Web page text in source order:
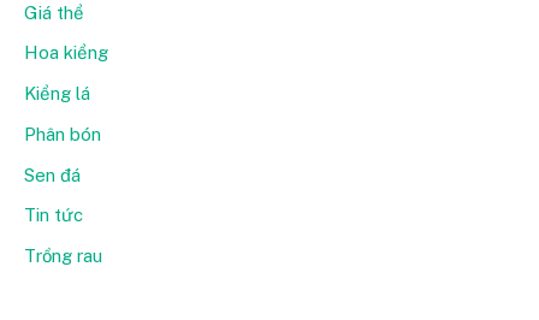
Giá thể
Hoa kiểng
Kiểng lá
Phân bón
Sen đá
Tin tức
Trồng rau